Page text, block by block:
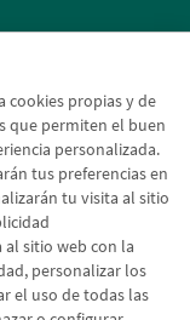
cookies propias y de
que permiten el buen
personalizada.
tus preferencias en
tu visita al sitio
sitio web con la
personalizar los
el uso de todas las